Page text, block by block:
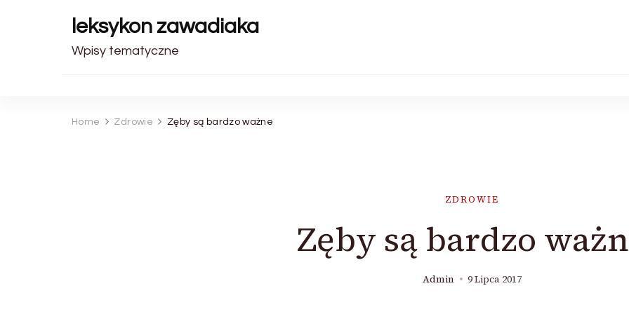
leksykon zawadiaka
Wpisy tematyczne
Home Zdrowie Zęby są bardzo ważne
ZDROWIE
Zęby są bardzo
Admin 9 Lipca 2017